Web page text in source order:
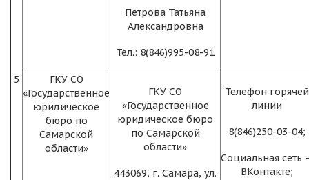
Петрова Татьяна
Александровна
Тел.: 8(846)995-08-91
5
ГКУ СО
«Государственное
юридическое
бюро по
Самарской
области»
ГКУ СО
«Государственное
юридическое бюро
по Самарской
области»
443069, г. Самара, ул.
Телефон горячей
линии
8(846)250-03-04;
Социальная сеть
ВКонтакте;